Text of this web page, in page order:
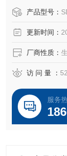
器的日常维护保
产品型号：
更新时间：
厂商性质：
访 问 量 ：
服务